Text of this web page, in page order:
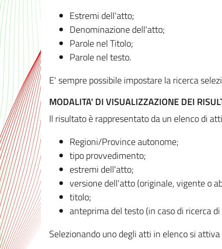
Estremi dell'atto;
Denominazione dell'atto;
Parole nel Titolo;
Parole nel testo.
E' sempre possibile impostare la ricerca
MODALITA' DI VISUALIZZAZIONE DEI
Il risultato è rappresentato da un elenco di
Regioni/Province autonome;
tipo provvedimento;
estremi dell'atto;
versione dell'atto (originale, vigente o
titolo;
anteprima del testo (in caso di ricerca
Selezionando uno degli atti in elenco si